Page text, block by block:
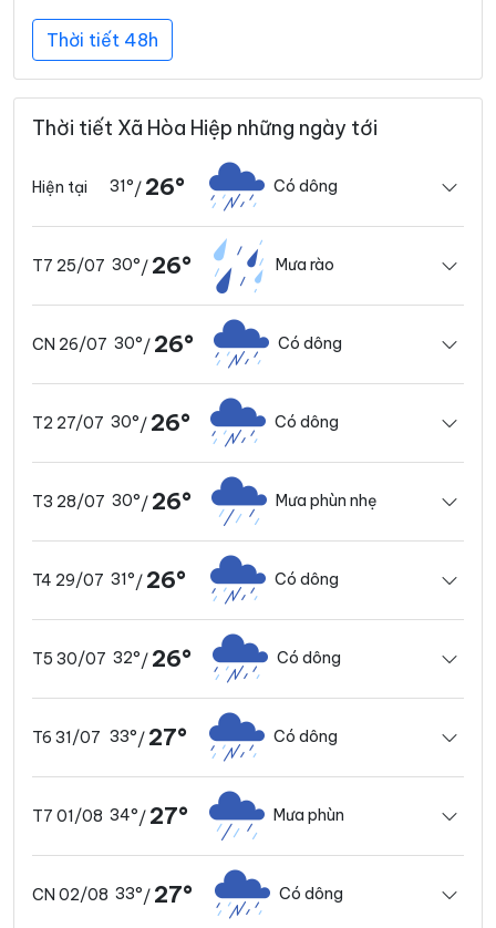
Thời tiết 48h
Thời tiết Xã Hòa Hiệp những ngày tới
Hiện tại 31°/ 26° Có dông
T7 25/07 30°/ 26° Mưa rào
CN 26/07 30°/ 26° Có dông
T2 27/07 30°/ 26° Có dông
T3 28/07 30°/ 26° Mưa phùn nhẹ
T4 29/07 31°/ 26° Có dông
T5 30/07 32°/ 26° Có dông
T6 31/07 33°/ 27° Có dông
T7 01/08 34°/ 27° Mưa phùn
CN 02/08 33°/ 27° Có dông